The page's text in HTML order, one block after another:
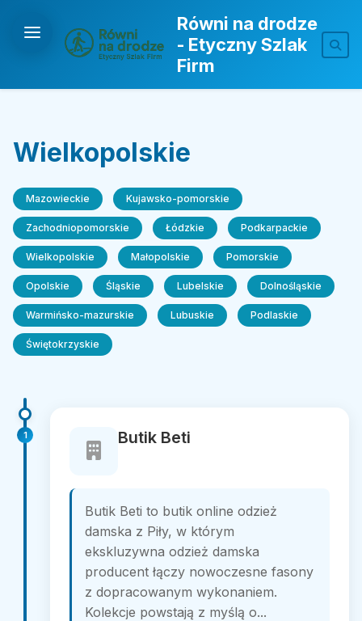
Równi na drodze
- Etyczny Szlak
Firm
Wielkopolskie
Mazowieckie Kujawsko-pomorskie
Zachodniopomorskie Łódzkie Podkarpackie
Wielkopolskie Małopolskie Pomorskie
Opolskie Śląskie Lubelskie Dolnośląskie
Warmińsko-mazurskie Lubuskie Podlaskie
Świętokrzyskie
1 Butik Beti
Butik Beti to butik online odzież
damska z Piły, w którym
ekskluzywna odzież damska
producent łączy nowoczesne fasony
z dopracowanym wykonaniem.
Kolekcje powstają z myślą o...